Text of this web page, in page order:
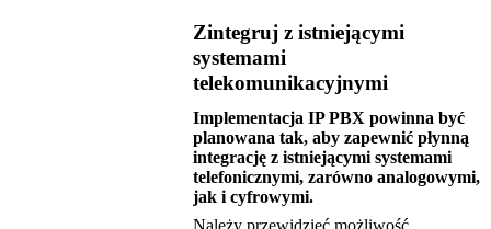
Zintegruj z istniejącymi
systemami
telekomunikacyjnymi
Implementacja IP PBX powinna być
planowana tak, aby zapewnić płynną
integrację z istniejącymi systemami
telefonicznymi, zarówno analogowymi,
jak i cyfrowymi.
Należy przewidzieć możliwość